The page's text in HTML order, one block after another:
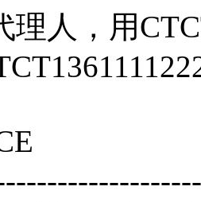
理人，用